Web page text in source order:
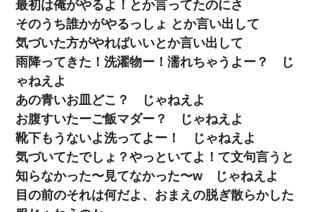
最初は俺がやるよ！とか言ってたのにさ
そのうち誰かがやるっしょ とか言い出して
気づいた方がやればいいとか言い出して
雨降ってきた！洗濯物ー！濡れちゃうよー？ じ
ゃねえよ
あの青いお皿どこ？ じゃねえよ
お腹すいたーご飯マダー？ じゃねえよ
靴下もうないよ洗ってよー！ じゃねえよ
気づいてたでしょ？やっといてよ！て文句言うと
知らなかった〜見てなかった〜w じゃねえよ
目の前のそれは何だよ、おまえの脱ぎ散らかした